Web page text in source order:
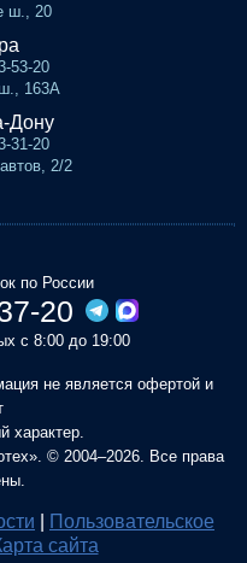
ш., 20
53-20
163А
Дону
31-20
2/2
по России
20
с 8:00 до 19:00
не является офертой и
характер.
© 2004–2026. Все права
Пользовательское
сайта